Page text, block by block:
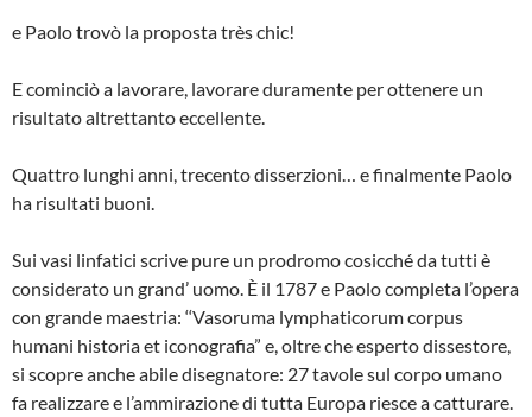
e Paolo trovò la proposta très chic!
E cominciò a lavorare, lavorare duramente per ottenere un
risultato altrettanto eccellente.
Quattro lunghi anni, trecento disserzioni… e fi­nalmente Paolo
ha risultati buoni.
Sui vasi linfatici scrive pure un prodromo co­sicché da tutti è
considerato un grand’ uomo. È il 1787 e Paolo completa l’opera
con gran­de maestria: ‘‘Vasoruma lymphaticorum cor­pus
humani historia et iconografia” e, oltre che esperto dissestore,
si scopre anche abile di­segnatore: 27 tavole sul corpo umano
fa rea­lizzare e l’ammirazione di tutta Europa riesce a catturare.